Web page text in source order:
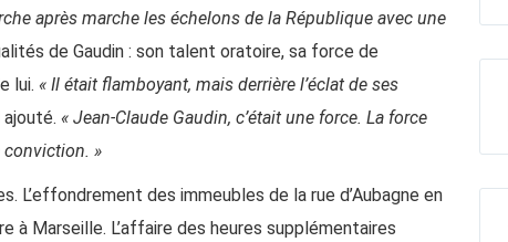
après marche les échelons de la République avec une
de Gaudin : son talent oratoire, sa force de
lui. « Il était flamboyant, mais derrière l’éclat de ses
« Jean-Claude Gaudin, c’était une force. La force
conviction. »
L’effondrement des immeubles de la rue d’Aubagne en
à Marseille. L’affaire des heures supplémentaires